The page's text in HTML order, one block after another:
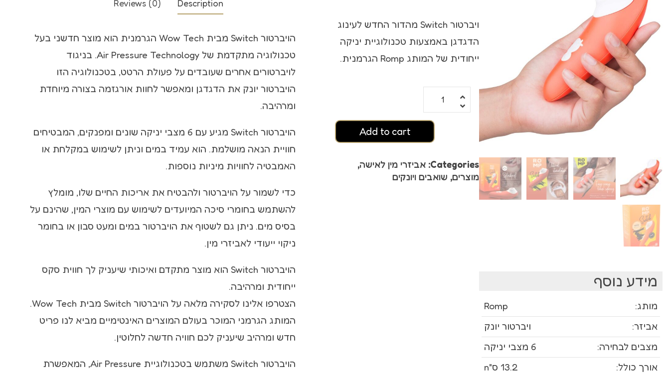
ויברטורים ריאליסטיים
רוקט פוקט
משאבות לנשים
פרפרים וממריצי אורגזמה
שוט לסקס
מידע נוסף
מותג:
Romp
אביזר:
ויברטור יונק
מצבים לבחירה:
6 מצבי יניקה
אורך כולל:
13.2 ס"n
ויברטור Switch מהדור החדש לעינוג
הדגדגן באמצעות טכנולוגיית יניקה
ייחודית של המותג Romp הגרמנית.
Add to cart
Categories: אביזרי מין לאישה,
מוצרים, שואבים ויונקים
Description
Reviews (0)
הויברטור Switch מבית Wow Tech הגרמנית הוא מוצר חדשני בעל
טכנולוגיה מתקדמת של Air Pressure Technology. בניגוד
לויברטורים אחרים שעובדים על פעולת הרטט, בטכנולוגיה הזו
הויברטור יונק את הדגדגן ומאפשר לחוות אורגזמה בצורה מיוחדת
ומרהיבה.
הויברטור Switch מגיע עם 6 מצבי יניקה שונים ומפנקים, המבטיחים
חוויית הנאה מושלמת. הוא עמיד במים וניתן לשימוש במקלחת או
האמבטיה לחוויות מיניות נוספות.
כדי לשמור על הויברטור ולהבטיח את אריכות החיים שלו, מומלץ
להשתמש בחומרי סיכה המיועדים לשימוש עם מוצרי המין, שהינם על
בסיס מים. ניתן גם לשטוף את הויברטור במים ומעט סבון או בחומר
ניקוי ייעודי לאביזרי מין.
הויברטור Switch הוא מוצר מתקדם ואיכותי שיעניק לך חווית סקס
ייחודית ומרהיבה.
הצטרפו אלינו לסקירה מלאה על הויברטור Switch מבית Wow Tech.
המותג הגרמני המוכר בעולם המוצרים האינטימיים מביא לנו פריט
חדש ומרהיב שיעניק לכם חוויה חדשה לחלוטין.
הויברטור Switch משתמש בטכנולוגיית Air Pressure, המאפשרת